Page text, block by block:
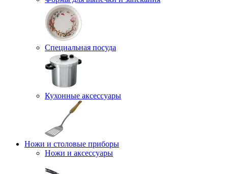
Специальная посуда
Кухонные аксессуары
Ножи и столовые приборы
Ножи и аксессуары